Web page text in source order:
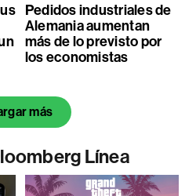
Pedidos industriales de
Alemania aumentan
más de lo previsto por
los economistas
más
Línea